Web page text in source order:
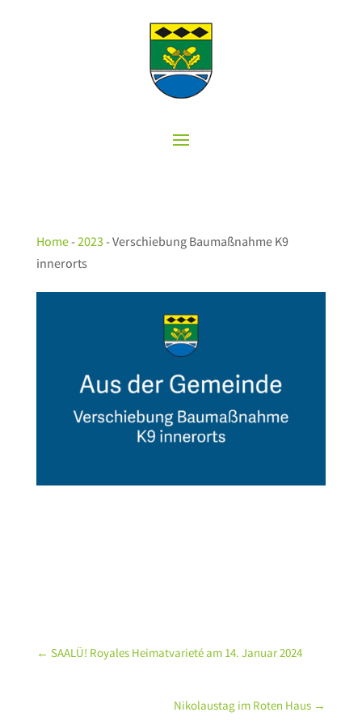
Home-2023-Verschiebung Baumaßnahme K9
innerorts
← SAALÜ! Royales Heimatvarieté am 14. Januar 2024
Nikolaustag im Roten Haus →